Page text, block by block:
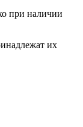
при наличии
их